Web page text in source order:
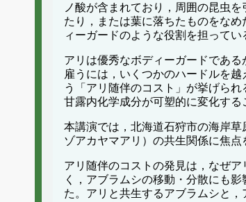
ノ酸が含まれており，周囲の昆虫
たり，または葉に落ちたものをな
ィーガードのような役割を担ってい
アリは優秀なボディーガードであ
雇うには，いくつかのハードルを
う「アリ随伴のコスト」が挙げら
甘露内化学成分が可塑的に変化する
本講演では，北海道石狩市の海岸
ゾアカヤマアリ）の共生関係に焦
アリ随伴のコストの発見は，なぜ
く，アブラムシの移動・分散にも
た。アリと共生するアブラムシと